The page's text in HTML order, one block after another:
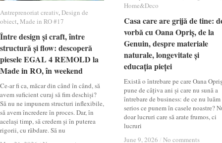
Home&Deco
Casa care are grijă de tine:
vorbă cu Oana Opriș, de la
Genuin, despre materiale
naturale, longevitate și
educația pieței
Există o întrebare pe care Oana
pune de câțiva ani și care nu sună a
întrebare de business: de ce nu
serios ce punem în casele noastre?
doar lucruri care să arate frumos, ci
lucruri
June 9, 2026 / No comments
Home&Deco
Casa care are grijă de tine:
vorbă cu Oana Opriș, de la
Genuin, despre materiale
naturale, longevitate și
educația pieței
June 9, 2026 / No comments
Antreprenoriat creativ,Design de
obiect,Made in RO #17
Între design și craft, între
structură și flow: descoperă
piesele EGAL 4 REMOLD la
Made in RO, în weekend
Ce-ar fi ca, măcar din când în când, să
avem suficient curaj să fim deschiși?
Să nu ne impunem structuri inflexibile,
să avem încredere în proces. Dar, în
același timp, să credem și în puterea
rigorii, cu răbdare. Să nu
Antreprenoriat creativ Design de
obiect Made in RO #17
Între design și craft, între
structură și flow: descoperă
piesele EGAL 4 REMOLD la
Made in RO, în weekend